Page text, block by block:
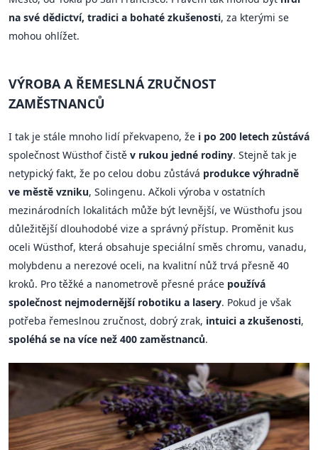
na své dědictví, tradici a bohaté zkušenosti, za kterými se
mohou ohlížet.
VÝROBA A ŘEMESLNÁ ZRUČNOST
ZAMĚSTNANCŮ
I tak je stále mnoho lidí překvapeno, že i po 200 letech zůstává
společnost Wüsthof čistě v rukou jedné rodiny. Stejně tak je
netypický fakt, že po celou dobu zůstává produkce výhradně
ve městě vzniku, Solingenu. Ačkoli výroba v ostatních
mezinárodních lokalitách může být levnější, ve Wüsthofu jsou
důležitější dlouhodobé vize a správný přístup. Proměnit kus
oceli Wüsthof, která obsahuje speciální směs chromu, vanadu,
molybdenu a nerezové oceli, na kvalitní nůž trvá přesně 40
kroků. Pro těžké a nanometrově přesné práce používá
společnost nejmodernější robotiku a lasery. Pokud je však
potřeba řemeslnou zručnost, dobrý zrak, intuici a zkušenosti,
spoléhá se na více než 400 zaměstnanců.